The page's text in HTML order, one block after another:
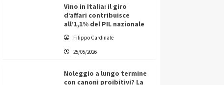
Vino in Italia: il giro
d’affari contribuisce
all’1,1% del PIL nazionale
Filippo Cardinale
25/05/2026
Noleggio a lungo termine
con canoni proibitivi? La